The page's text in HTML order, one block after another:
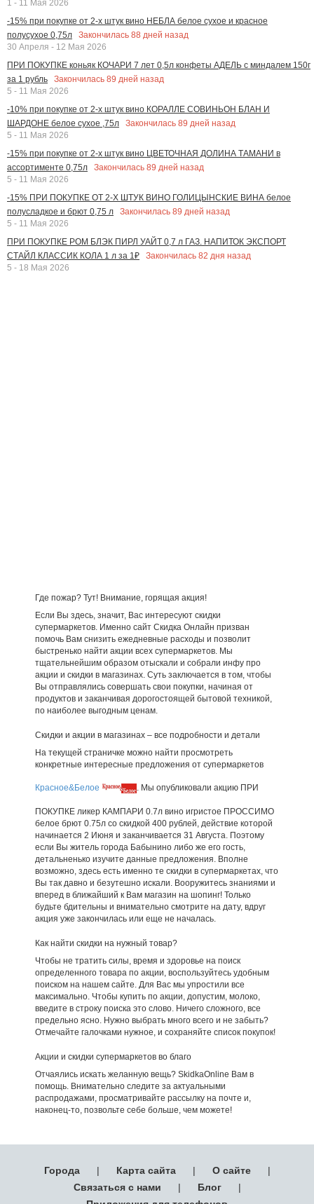
1 - 11 Мая 2026
-15% при покупке от 2-х штук вино НЕБЛА белое сухое и красное
полусухое 0,75л
Закончилась 88 дней назад
30 Апреля - 12 Мая 2026
ПРИ ПОКУПКЕ коньяк КОЧАРИ 7 лет 0,5л конфеты АДЕЛЬ с миндалем 150г
за 1 рубль
Закончилась 89 дней назад
5 - 11 Мая 2026
-10% при покупке от 2-х штук вино КОРАЛЛЕ СОВИНЬОН БЛАН И
ШАРДОНЕ белое сухое ,75л
Закончилась 89 дней назад
5 - 11 Мая 2026
-15% при покупке от 2-х штук вино ЦВЕТОЧНАЯ ДОЛИНА ТАМАНИ в
ассортименте 0,75л
Закончилась 89 дней назад
5 - 11 Мая 2026
-15% ПРИ ПОКУПКЕ ОТ 2-Х ШТУК ВИНО ГОЛИЦЫНСКИЕ ВИНА белое
полусладкое и брют 0,75 л
Закончилась 89 дней назад
5 - 11 Мая 2026
ПРИ ПОКУПКЕ РОМ БЛЭК ПИРЛ УАЙТ 0,7 л ГАЗ. НАПИТОК ЭКСПОРТ
СТАЙЛ КЛАССИК КОЛА 1 л за 1₽
Закончилась 82 дня назад
5 - 18 Мая 2026
Где пожар? Тут! Внимание, горящая акция!
Если Вы здесь, значит, Вас интересуют скидки
супермаркетов. Именно сайт Скидка Онлайн призван
помочь Вам снизить ежедневные расходы и позволит
быстренько найти акции всех супермаркетов. Мы
тщательнейшим образом отыскали и собрали инфу про
акции и скидки в магазинах. Суть заключается в том, чтобы
Вы отправлялись совершать свои покупки, начиная от
продуктов и заканчивая дорогостоящей бытовой техникой,
по наиболее выгодным ценам.
Скидки и акции в магазинах – все подробности и детали
На текущей страничке можно найти просмотреть
конкретные интересные предложения от супермаркетов
Красное&Белое . Мы опубликовали акцию ПРИ
ПОКУПКЕ ликер КАМПАРИ 0.7л вино игристое ПРОССИМО
белое брют 0.75л со скидкой 400 рублей, действие которой
начинается 2 Июня и заканчивается 31 Августа. Поэтому
если Вы житель города Бабынино либо же его гость,
детальненько изучите данные предложения. Вполне
возможно, здесь есть именно те скидки в супермаркетах, что
Вы так давно и безутешно искали. Вооружитесь знаниями и
вперед в ближайший к Вам магазин на шопинг! Только
будьте бдительны и внимательно смотрите на дату, вдруг
акция уже закончилась или еще не началась.
Как найти скидки на нужный товар?
Чтобы не тратить силы, время и здоровье на поиск
определенного товара по акции, воспользуйтесь удобным
поиском на нашем сайте. Для Вас мы упростили все
максимально. Чтобы купить по акции, допустим, молоко,
введите в строку поиска это слово. Ничего сложного, все
предельно ясно. Нужно выбрать много всего и не забыть?
Отмечайте галочками нужное, и сохраняйте список покупок!
Акции и скидки супермаркетов во благо
Отчаялись искать желанную вещь? SkidkaOnline Вам в
помощь. Внимательно следите за актуальными
распродажами, просматривайте рассылку на почте и,
наконец-то, позвольте себе больше, чем можете!
Города | Карта сайта | О сайте
|
Связаться с нами
| Блог
|